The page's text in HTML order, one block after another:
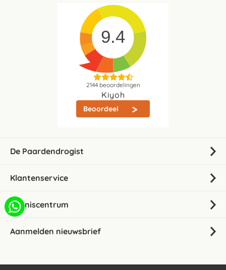
9.4
2144beoordelingen
Kiyoh
Beoordeel
De Paardendrogist
Klantenservice
Kenniscentrum
Aanmelden nieuwsbrief